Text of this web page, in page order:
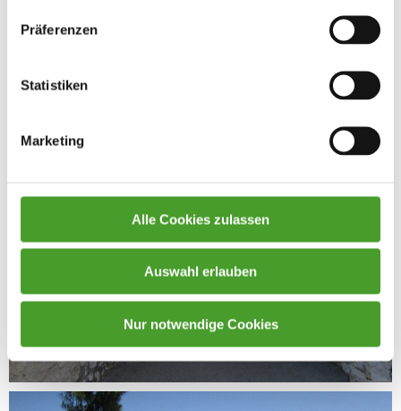
Präferenzen
Statistiken
Marketing
Alle Cookies zulassen
Auswahl erlauben
Nur notwendige Cookies